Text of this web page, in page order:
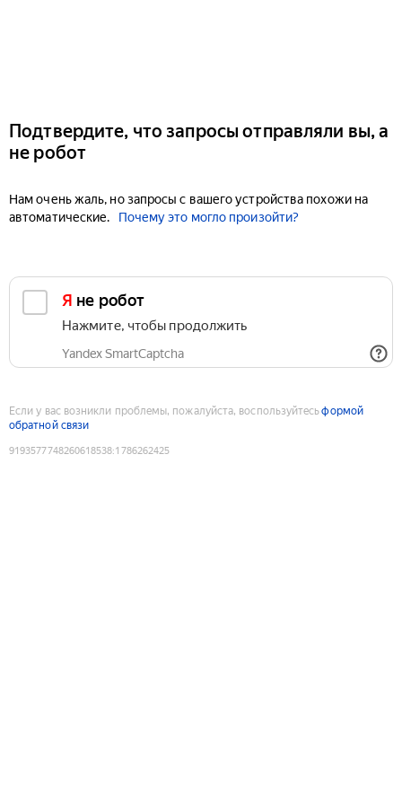
Подтвердите, что запросы отправляли вы, а
не робот
Нам очень жаль, но запросы с вашего устройства похожи на
автоматические.
Почему это могло произойти?
Я не робот
Нажмите, чтобы продолжить
Yandex SmartCaptcha
Если у вас возникли проблемы, пожалуйста, воспользуйтесьформой
обратной связи
9193577748260618538:1786262425